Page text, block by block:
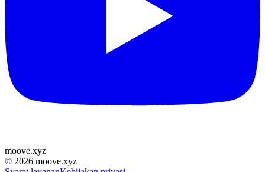
moove.xyz
© 2026 moove.xyz